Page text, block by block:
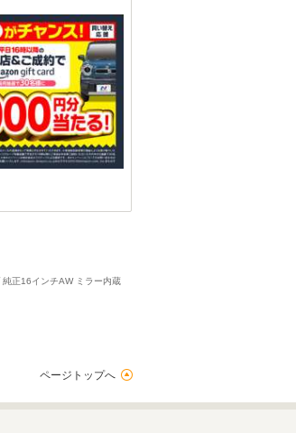
正16インチAW ミラー内蔵
ページトップへ